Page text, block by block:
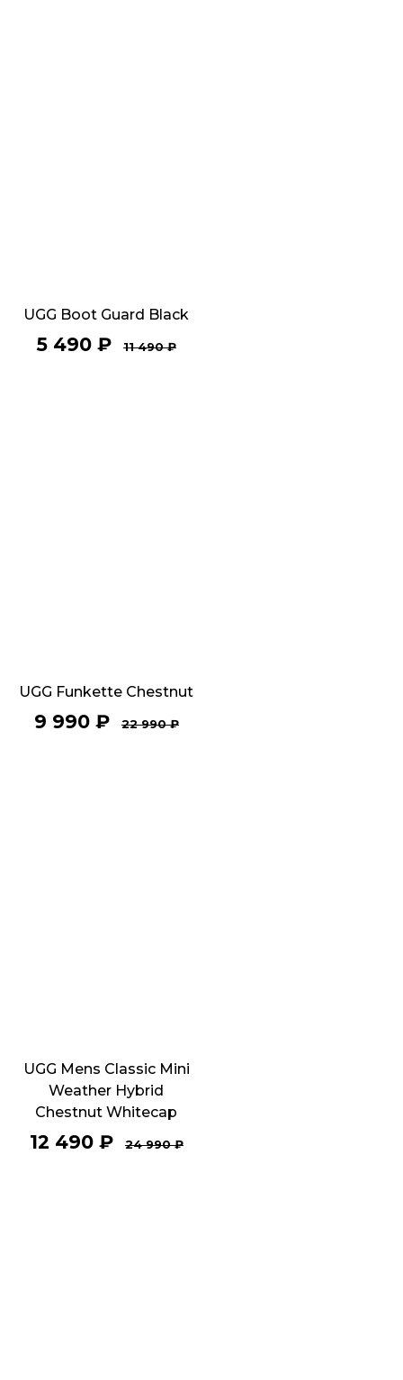
UGG Boot Guard Black
5 490₽ 11 490₽
UGG Funkette Chestnut
9 990₽ 22 990₽
UGG Mens Classic Mini
Weather Hybrid
Chestnut Whitecap
12 490₽ 24 990₽